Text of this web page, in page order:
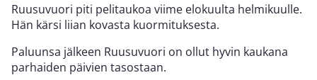
Ruusuvuori piti pelitaukoa viime elokuulta helmikuulle.
Hän kärsi liian kovasta kuormituksesta.
Paluunsa jälkeen Ruusuvuori on ollut hyvin kaukana
parhaiden päivien tasostaan.